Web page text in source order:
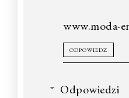
www.moda-
ODPOWIEDZ
Odpowiedzi